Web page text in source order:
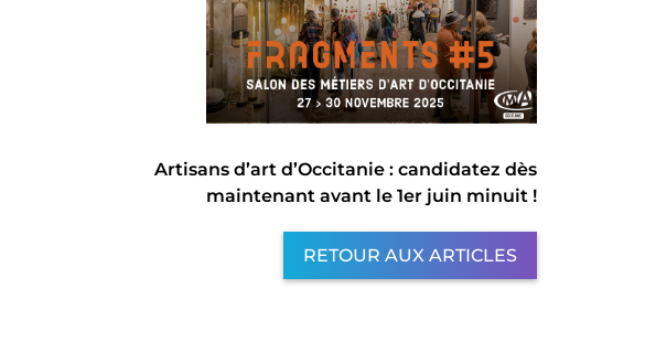
Artisans d’art d’Occitanie : candidatez dès
maintenant avant le 1er juin minuit !
RETOUR AUX ARTICLES